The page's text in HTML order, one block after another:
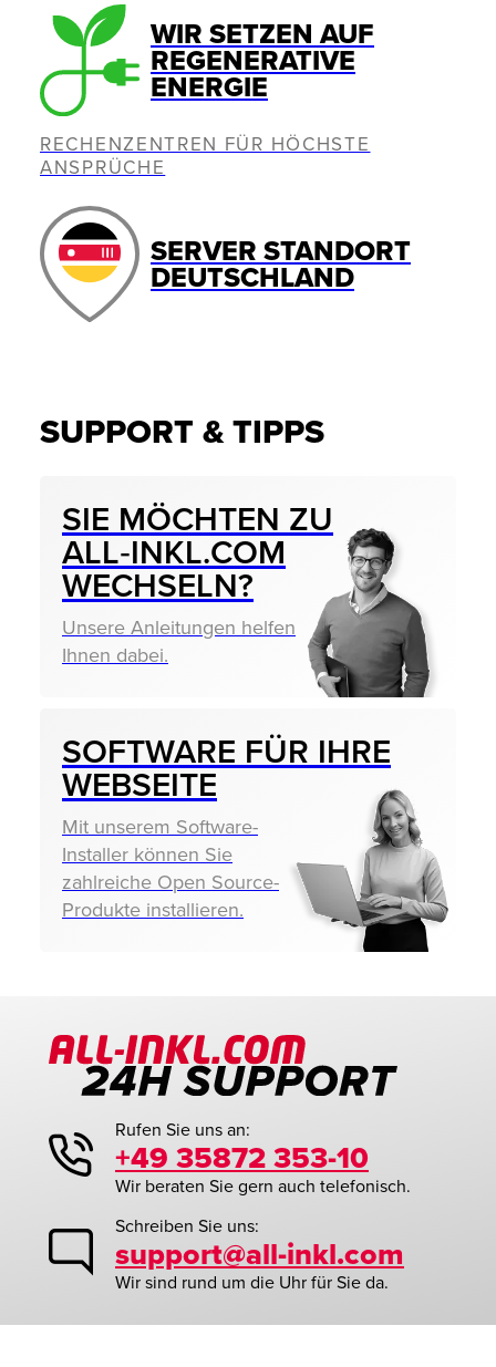
WIR SETZEN AUF
REGENERATIVE
ENERGIE
RECHENZENTREN FÜR HÖCHSTE
ANSPRÜCHE
SERVER STANDORT
DEUTSCHLAND
SUPPORT & TIPPS
SIE MÖCHTEN ZU
ALL‑INKL.COM
WECHSELN?
Unsere Anleitungen helfen
Ihnen dabei.
SOFTWARE FÜR IHRE
WEBSEITE
Mit unserem Software-
Installer können Sie
zahlreiche Open Source-
Produkte installieren.
Rufen Sie uns an:
+49 35872 353-10
Wir beraten Sie gern auch telefonisch.
Schreiben Sie uns:
support@all-inkl.com
Wir sind rund um die Uhr für Sie da.